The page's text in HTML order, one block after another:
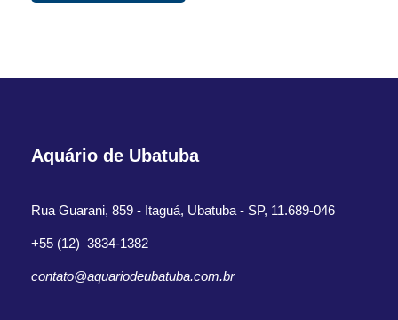
Aquário de Ubatuba
Rua Guarani, 859 - Itaguá, Ubatuba - SP, 11.689-046
+55 (12) 3834-1382
contato@aquariodeubatuba.com.br